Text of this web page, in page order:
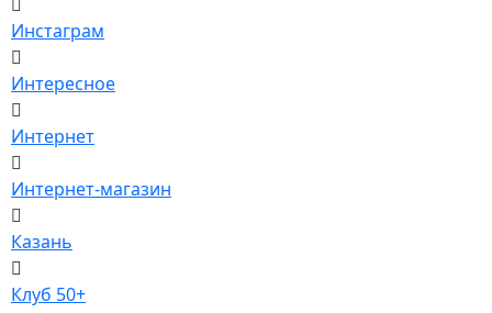
Инстаграм
Интересное
Интернет
Интернет-магазин
Казань
Клуб 50+